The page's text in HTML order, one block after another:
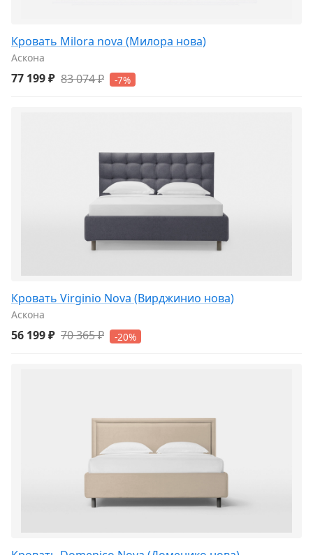
Кровать Milora nova (Милора нова)
Аскона
77 199 ₽ 83 074 ₽ -7%
Кровать Virginio Nova (Вирджинио нова)
Аскона
56 199 ₽ 70 365 ₽ -20%